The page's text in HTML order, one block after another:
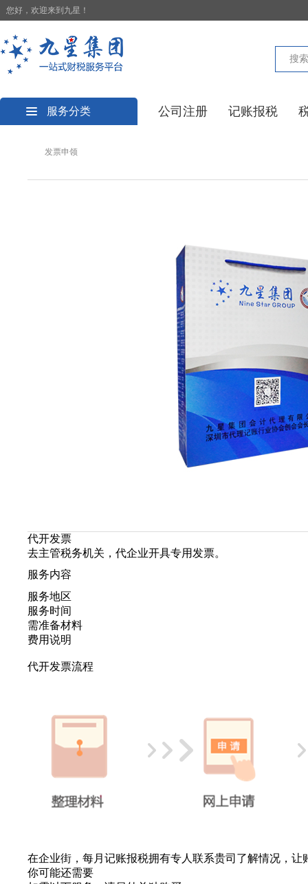
您好，欢迎来到九星！
服务分类 公司注册 记账报税
发票申领
代开发票
去主管税务机关，代企业开具专用发票。
服务内容
服务地区
服务时间
需准备材料
费用说明
代开发票流程
在企业街，每月记账报税拥有专人联系贵司了解情况，让
你可能还需要